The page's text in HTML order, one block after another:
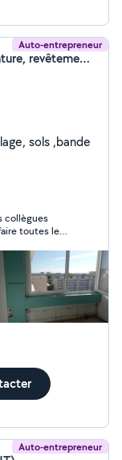
Auto-entrepreneur
Maraii Maraii (plâtrerie, peinture, revêtement sols.murs)
collègues
La verrière a
autre entreprise. Merci !
Auto-entrepreneur